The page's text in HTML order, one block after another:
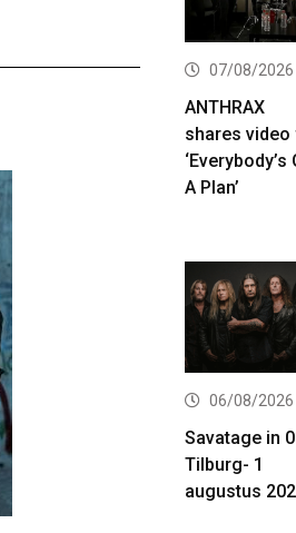
07/08/2026
ANTHRAX
shares
‘Everybody’s
A Plan’
06/08/2026
Savatage in
Tilburg- 1
augustus